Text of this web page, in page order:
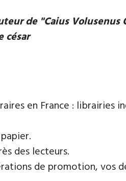
de "Caius
césar
en France : librairies
des lecteurs.
de promotion, vos